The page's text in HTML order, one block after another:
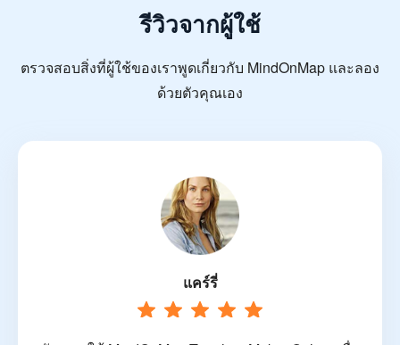
รีวิวจากผู้ใช้
ตรวจสอบสิ่งที่ผู้ใช้ของเราพูดเกี่ยวกับ MindOnMap และลอง
ด้วยตัวคุณเอง
แคร์รี่